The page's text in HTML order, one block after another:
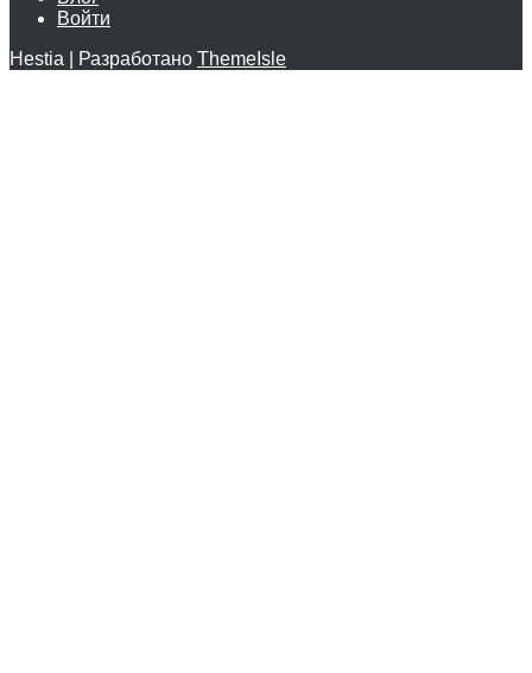
Войти
Hestia | Разработано ThemeIsle